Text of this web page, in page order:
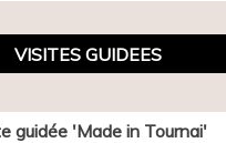
VISITES GUIDEES
guidée 'Made in Tournai'